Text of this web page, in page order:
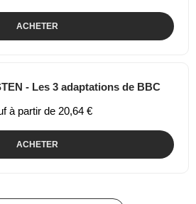
ACHETER
- Les 3 adaptations de BBC
à partir de 20,64 €
ACHETER